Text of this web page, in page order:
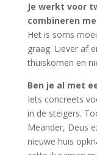
Je werkt voor
combineren
Het is soms
graag. Liever af
thuiskomen en
Ben je al met
Iets concreets
in de steigers.
Meander, Deus
nieuwe huis